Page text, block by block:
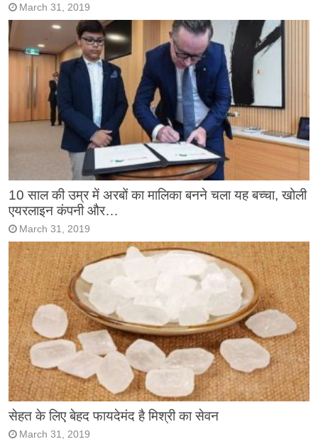
March 31, 2019
10 साल की उम्र में अरबों का मालिका बनने चला यह बच्चा, खोली
एयरलाइन कंपनी और…
March 31, 2019
सेहत के लिए बेहद फायदेमंद है मिश्री का सेवन
March 31, 2019